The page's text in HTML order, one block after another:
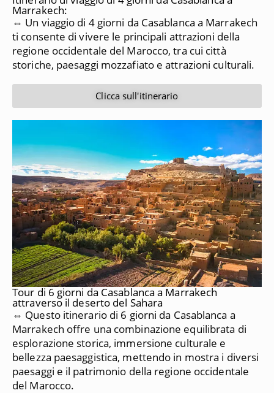
Marrakech:
⇔ Un viaggio di 4 giorni da Casablanca a Marrakech
ti consente di vivere le principali attrazioni della
regione occidentale del Marocco, tra cui città
storiche, paesaggi mozzafiato e attrazioni culturali.
Clicca sull'itinerario
Tour di 6 giorni da Casablanca a Marrakech
attraverso il deserto del Sahara
⇔ Questo itinerario di 6 giorni da Casablanca a
Marrakech offre una combinazione equilibrata di
esplorazione storica, immersione culturale e
bellezza paesaggistica, mettendo in mostra i diversi
paesaggi e il patrimonio della regione occidentale
del Marocco.